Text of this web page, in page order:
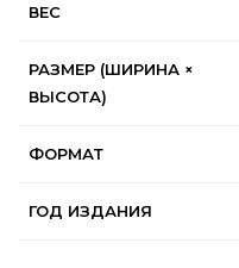
ВЕС
РАЗМЕР (ШИРИНА ×
ВЫСОТА)
ФОРМАТ
ГОД ИЗДАНИЯ